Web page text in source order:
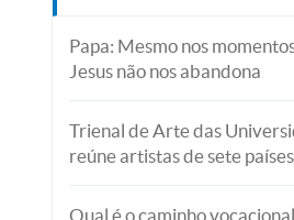
Papa: Mesmo nos
Jesus não nos abandona
Trienal de Arte das
reúne artistas de sete países
Qual é o caminho